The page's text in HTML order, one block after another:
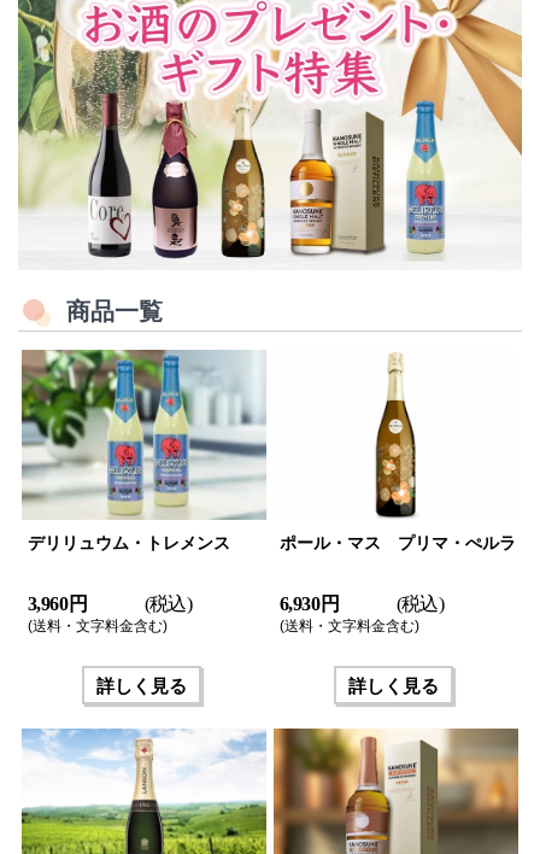
商品一覧
デリリュウム・トレメンス
3,960 円 (税込)
(送料・文字料金含む)
詳しく見る
ポール・マス プリマ・ぺルラ
6,930 円 (税込)
(送料・文字料金含む)
詳しく見る